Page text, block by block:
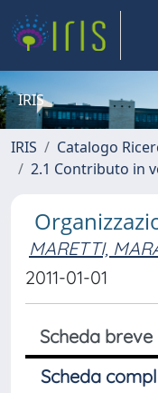
IRIS
IRIS Catalogo
2.1 Contributo in
MARETTI,
2011-01-01
Scheda breve
Scheda